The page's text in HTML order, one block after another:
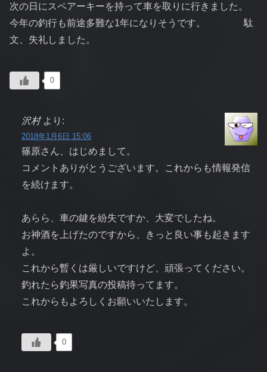
次の日にスペアーキーを持って車を取りに行きました。
今年の釣行も前途多難な1年になりそうです。 駄
文、失礼しました。
0
沢村 より:
2018年1月6日 15:06
篠原さん、はじめまして。
コメントありがとうございます。これからも情報発信
を続けます。
あらら、車の鍵を紛失ですか、大変でしたね。
お神酒を上げたのですから、きっと良い事も起きます
よ。
これから暫くは厳しいですけど、頑張ってください。
釣れたら釣果写真の投稿待ってます。
これからもよろしくお願いいたします。
0